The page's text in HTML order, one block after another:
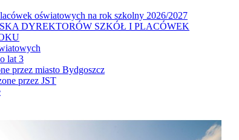
oświatowych na rok szkolny 2026/2027
DYREKTORÓW SZKÓŁ I PLACÓWEK
lat 3
przez miasto Bydgoszcz
przez JST